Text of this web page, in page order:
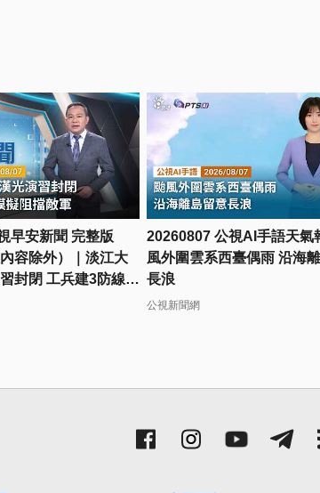
早安新聞 完整版
內容除外）｜淡江大
封閉 工兵建3防線模
20260807 公視AI手語天氣
風外圍雲系西臺偶雨 沿海
長浪
公視新聞網